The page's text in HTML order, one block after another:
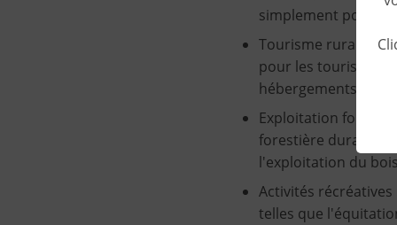
simplement pour
Tourisme rural : En
pour les touristes.
hébergements pour
Exploitation
forestière durable
l'exploitation du
Activités
telles que